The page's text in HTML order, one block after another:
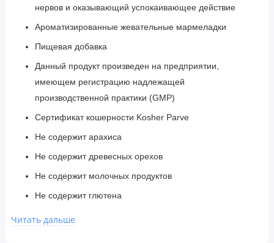
нервов и оказывающий успокаивающее действие
Ароматизированные жевательные мармеладки
Пищевая добавка
Данный продукт произведен на предприятии,
имеющем регистрацию надлежащей
производственной практики (GMP)
Сертификат кошерности Kosher Parve
Не содержит арахиса
Не содержит древесных орехов
Не содержит молочных продуктов
Не содержит глютена
Читать дальше